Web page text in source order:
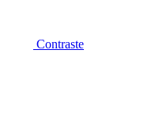
Contraste